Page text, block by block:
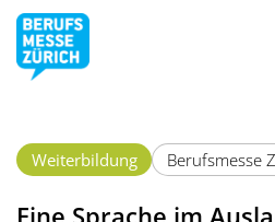
Weiterbildung Berufsmesse
Eine Sprache im